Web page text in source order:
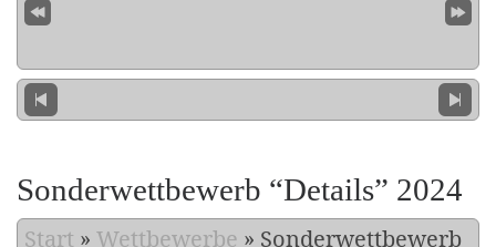
Sonderwettbewerb “Details” 2024
Start » Wettbewerbe » Sonderwettbewerb